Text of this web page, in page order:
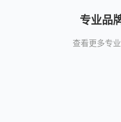
专业品
查看更多专